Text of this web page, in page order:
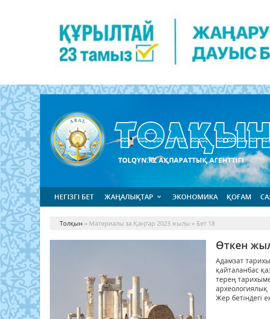
TOLQYN.KZ АҚПАРАТТЫҚ АГЕНТТІГІ
НЕГІЗГІ БЕТ ЖАҢАЛЫҚТАР ЭКОНОМИКА ҚОҒАМ
Толқын » Материалы за Қаңтар 2023 жылы » Бет 18
Өткен
Адамзат
қайталанбас
терең
археологиялық
Жер бетіндегі